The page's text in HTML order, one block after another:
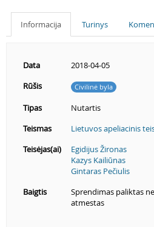
Informacija Turinys
Data
2018-04-05
Rūšis
Civilinė byla
Tipas
Nutartis
Teismas
Lietuvos apeliacinis
Teisėjas(ai)
Egidijus Žironas
Kazys Kailiūnas
Gintaras Pečiulis
Baigtis
Sprendimas paliktas
atmestas